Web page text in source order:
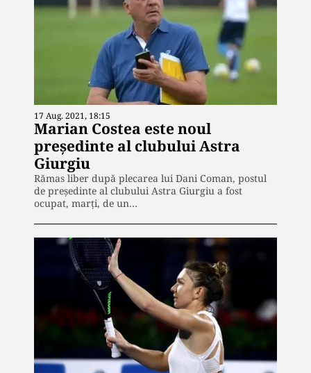
17 Aug. 2021, 18:15
Marian Costea este noul
președinte al clubului Astra
Giurgiu
Rămas liber după plecarea lui Dani Coman, postul
de președinte al clubului Astra Giurgiu a fost
ocupat, marți, de un…